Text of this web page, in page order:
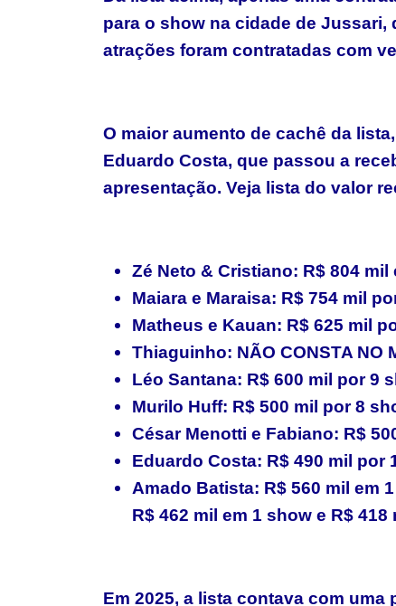
para o show na cidade de Jussari,
atrações foram contratadas com
O maior aumento de cachê da
Eduardo Costa, que passou a
apresentação. Veja lista do valor
Zé Neto & Cristiano: R$ 804
Maiara e Maraisa: R$ 754 mil
Matheus e Kauan: R$ 625 mil
Thiaguinho: NÃO CONSTA NO
Léo Santana: R$ 600 mil por 9
Murilo Huff: R$ 500 mil por 8
César Menotti e Fabiano: R$
Eduardo Costa: R$ 490 mil por
Amado Batista: R$ 560 mil em
R$ 462 mil em 1 show e R$
Em 2025, a lista contava com